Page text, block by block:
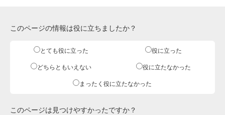
このページの情報は役に立ちましたか？
とても役に立った 役に立った
どちらともいえない 役に立たなかった
まったく役に立たなかった
このページは見つけやすかったですか？